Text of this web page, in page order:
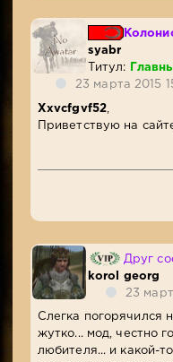
syabr
Титул:
23 марта 2015
Xxvcfgvf52
Приветствую на
Друг
korol georg
23
Слегка погорячился
жутко... мод, честно
любителя... и какой-